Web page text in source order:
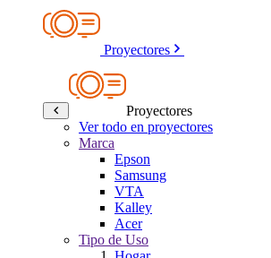
Proyectores
Proyectores
Ver todo en proyectores
Marca
Epson
Samsung
VTA
Kalley
Acer
Tipo de Uso